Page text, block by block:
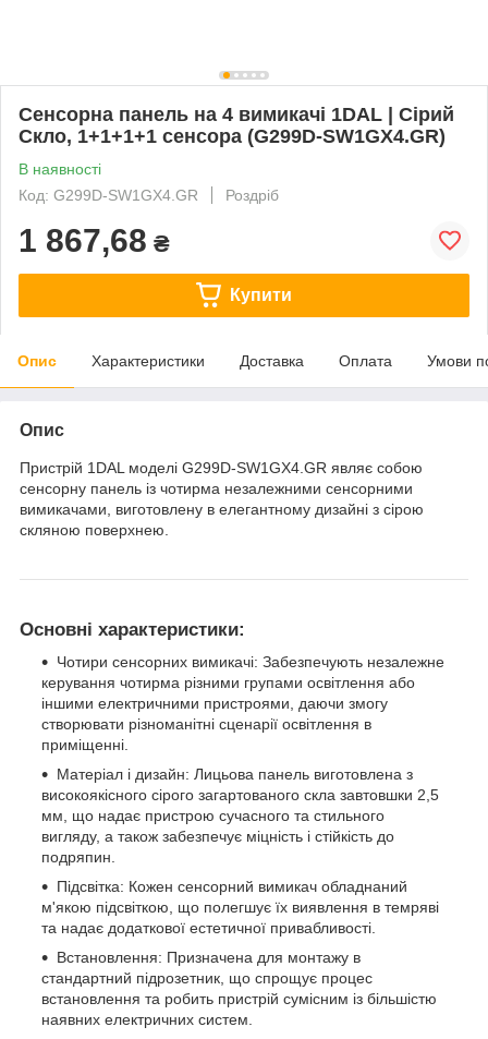
Сенсорна панель на 4 вимикачі 1DAL | Сірий
Скло, 1+1+1+1 сенсора (G299D-SW1GX4.GR)
В наявності
Код: G299D-SW1GX4.GR
Роздріб
1 867,68 ₴
Купити
Опис Характеристики Доставка Оплата Умови
Опис
Пристрій 1DAL моделі G299D-SW1GX4.GR являє собою
сенсорну панель із чотирма незалежними сенсорними
вимикачами, виготовлену в елегантному дизайні з сірою
скляною поверхнею.
Основні характеристики:
Чотири сенсорних вимикачі: Забезпечують незалежне
керування чотирма різними групами освітлення або
іншими електричними пристроями, даючи змогу
створювати різноманітні сценарії освітлення в
приміщенні.
Матеріал і дизайн: Лицьова панель виготовлена з
високоякісного сірого загартованого скла завтовшки 2,5
мм, що надає пристрою сучасного та стильного
вигляду, а також забезпечує міцність і стійкість до
подряпин.
Підсвітка: Кожен сенсорний вимикач обладнаний
м'якою підсвіткою, що полегшує їх виявлення в темряві
та надає додаткової естетичної привабливості.
Встановлення: Призначена для монтажу в
стандартний підрозетник, що спрощує процес
встановлення та робить пристрій сумісним із більшістю
наявних електричних систем.